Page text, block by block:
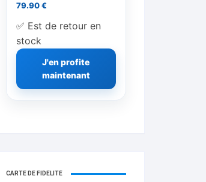
79.90€
✅ Est de retour en
stock
J'en profite
maintenant
CARTE DE FIDELITÉ